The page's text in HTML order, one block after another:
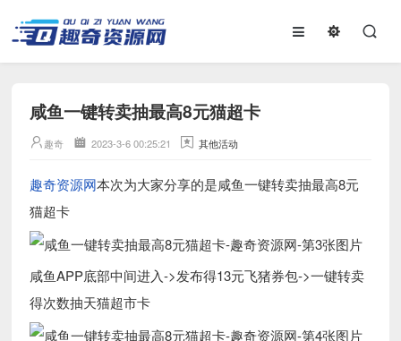
咸鱼一键转卖抽最高8元猫超卡
趣奇 2023-3-6 00:25:21 其他活动
趣奇资源网本次为大家分享的是咸鱼一键转卖抽最高8元
猫超卡
咸鱼APP底部中间进入->发布得13元飞猪券包->一键转卖
得次数抽天猫超市卡